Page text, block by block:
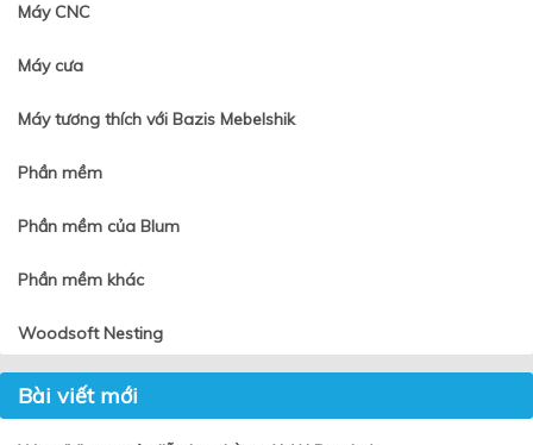
Máy CNC
Máy cưa
Máy tương thích với Bazis Mebelshik
Phần mềm
Phần mềm của Blum
Phần mềm khác
Woodsoft Nesting
Bài viết mới